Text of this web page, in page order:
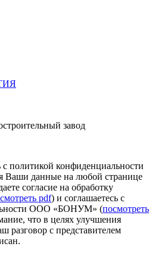
завод
с политикой конфиденциальности
данные на любой странице
согласие на обработку
pdf) и соглашаетесь с
ООО «БОНУМ» (посмотреть
что в целях улучшения
разговор с представителем